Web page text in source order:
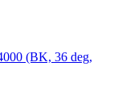
(BK, 36 deg,